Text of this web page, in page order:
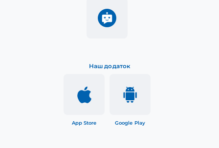
Наш додаток
App Store Google Play